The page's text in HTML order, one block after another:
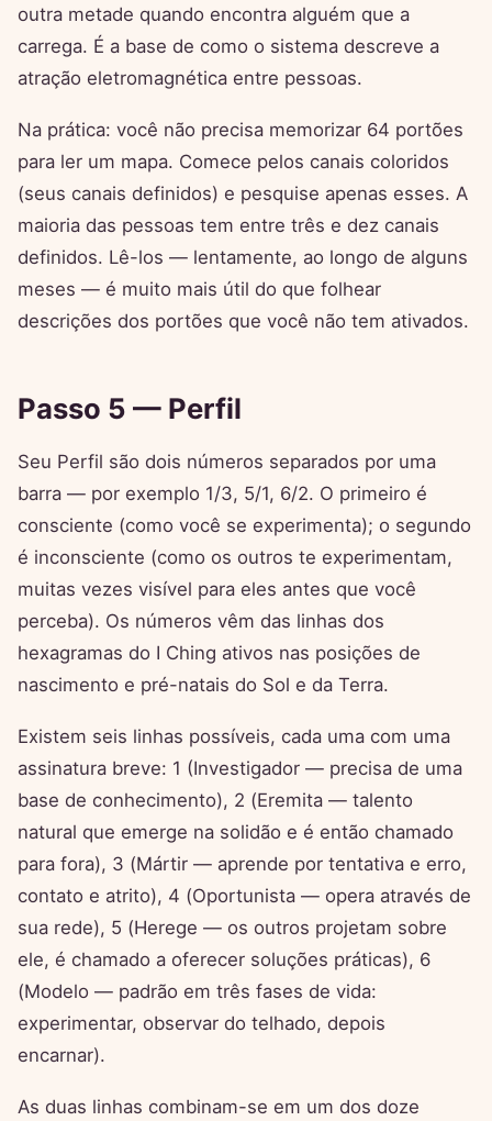
outra metade quando encontra alguém que a
carrega. É a base de como o sistema descreve a
atração eletromagnética entre pessoas.
Na prática: você não precisa memorizar 64 portões
para ler um mapa. Comece pelos canais coloridos
(seus canais definidos) e pesquise apenas esses. A
maioria das pessoas tem entre três e dez canais
definidos. Lê-los — lentamente, ao longo de alguns
meses — é muito mais útil do que folhear
descrições dos portões que você não tem ativados.
Passo 5 — Perfil
Seu Perfil são dois números separados por uma
barra — por exemplo 1/3, 5/1, 6/2. O primeiro é
consciente (como você se experimenta); o segundo
é inconsciente (como os outros te experimentam,
muitas vezes visível para eles antes que você
perceba). Os números vêm das linhas dos
hexagramas do I Ching ativos nas posições de
nascimento e pré-natais do Sol e da Terra.
Existem seis linhas possíveis, cada uma com uma
assinatura breve: 1 (Investigador — precisa de uma
base de conhecimento), 2 (Eremita — talento
natural que emerge na solidão e é então chamado
para fora), 3 (Mártir — aprende por tentativa e erro,
contato e atrito), 4 (Oportunista — opera através de
sua rede), 5 (Herege — os outros projetam sobre
ele, é chamado a oferecer soluções práticas), 6
(Modelo — padrão em três fases de vida:
experimentar, observar do telhado, depois
encarnar).
As duas linhas combinam-se em um dos doze